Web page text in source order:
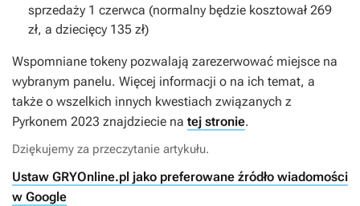
sprzedaży 1 czerwca (normalny będzie kosztował 269
zł, a dziecięcy 135 zł)
Wspomniane tokeny pozwalają zarezerwować miejsce na
wybranym panelu. Więcej informacji o na ich temat, a
także o wszelkich innych kwestiach związanych z
Pyrkonem 2023 znajdziecie na tej stronie.
Dziękujemy za przeczytanie artykułu.
Ustaw GRYOnline.pl jako preferowane źródło wiadomości
w Google